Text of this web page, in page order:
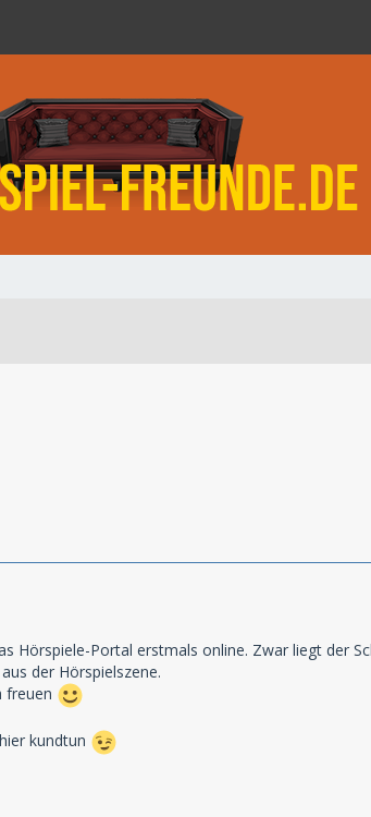
Hörspiele-Portal erstmals online. Zwar liegt der
der Hörspielszene.
freuen
kundtun